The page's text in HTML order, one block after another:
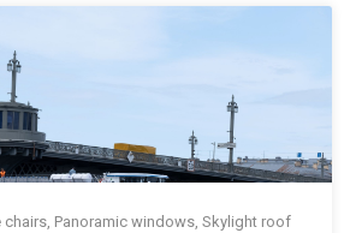
chairs, Panoramic windows, Skylight roof